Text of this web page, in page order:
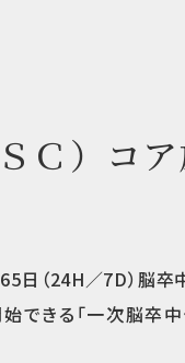
Ｃ）コ
（24H／7D）脳卒
できる「一次脳卒